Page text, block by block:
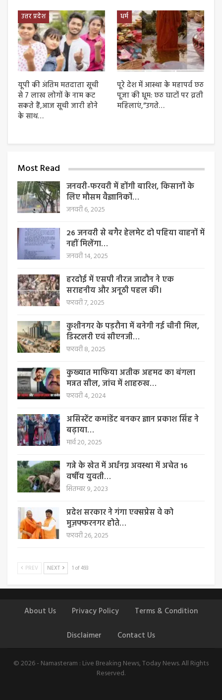
उत्तर प्रदेश
यूपी की अंतिम मतदाता सूची
से 7 लाख लोगों के नाम कट
सकते हैं,आज सूची जारी होने
के साथ…
धर्म
पूरे देश में आस्था के महापर्व छठ
पूजा की धूम: छठ घाटों पर व्रती
महिलाएं,”उगते…
Most Read
जनवरी-फरवरी में होंगी बारिश, किसानों के
लिए मौसम वैज्ञानिकों…
जनवरी 6, 2025
26 जनवरी से बगैर हेलमेट दो पहिया वाहनों में
नहीं मिलेंगा…
जनवरी 14, 2025
हरदोई में एसपी नीरज जादौन ने एक
सराहनीय और अनूठी पहल की।
फरवरी 7, 2025
कुशीनगर के पड़रौना में बनेगी नई चीनी मिल,
डिस्टलरी एवं सीएनजी…
फरवरी 8, 2025
कुख्यात माफिया अतीक अहमद का बंगला
मन्नत सील, जांच में शाहरुख…
फरवरी 4, 2024
असिस्टेंट कमांडेंट बनकर ज्ञान प्रकाश सिंह ने
बढ़ाया…
मार्च 20, 2025
गन्ने के खेत में अर्धनग्न अवस्था में अचेत 16
वर्षीय युवती…
सितम्बर 9, 2023
प्रदेश सरकार ने गंगा एक्सप्रेस वे को
मुज़फ्फरनगर होते…
फरवरी 26, 2025
PREV NEXT 1 of 493
About Us Privacy Policy Terms & Condition
Disclaimer Contact Us
© 2026 - Namasteram : Live Breaking News, Today News. All Rights
Reserved.